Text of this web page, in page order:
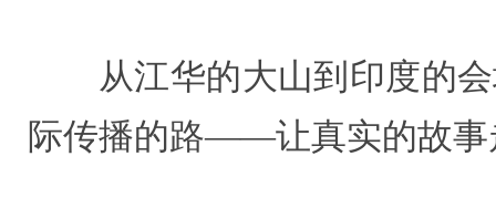
从江华的大山到印度的
际传播的路——让真实的故事